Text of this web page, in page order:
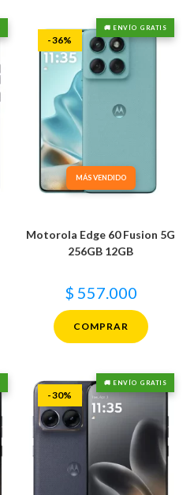
MÁS VENDIDO
🚚 ENVÍO GRATIS
-36%
Motorola Edge 60 Fusion 5G
256GB 12GB
$ 557.000
COMPRAR
🚚 ENVÍO GRATIS
-30%